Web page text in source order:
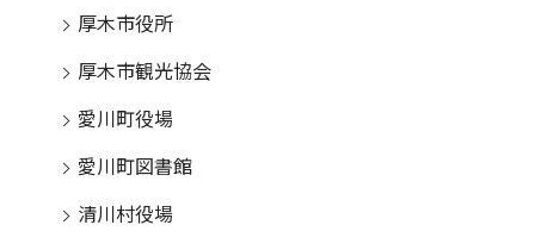
厚木市役所
厚木市観光協会
愛川町役場
愛川町図書館
清川村役場